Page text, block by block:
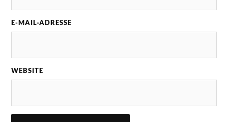
E-MAIL-ADRESSE
WEBSITE